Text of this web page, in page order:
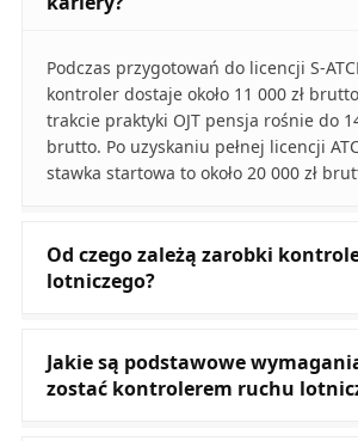
Podczas przygotowań do licencji S-
kontroler dostaje około 11 000 zł
trakcie praktyki OJT pensja rośnie do
brutto. Po uzyskaniu pełnej licencji
stawka startowa to około 20 000 zł
Od czego zależą zarobki
lotniczego?
Jakie są podstawowe
zostać kontrolerem ruchu